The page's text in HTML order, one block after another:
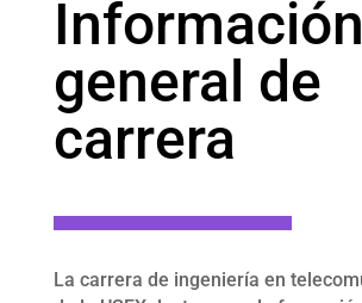
Información
general de
carrera
La carrera de ingeniería en